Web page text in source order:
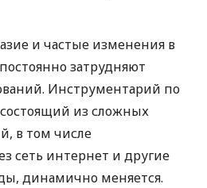
и частые изменения в
затрудняют
Инструментарий по
из сложных
в том числе
сеть интернет и другие
динамично меняется.